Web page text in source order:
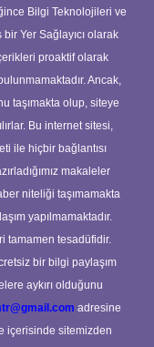
Bilgi Teknolojileri ve
Yer Sağlayıcı olarak
proaktif olarak
Ancak,
taşımakta olup, siteye
Bu internet sitesi,
ile hiçbir bağlantısı
makaleler
niteliği taşımamakta
yapılmamaktadır.
tamamen tesadüfidir.
bir bilgi paylaşım
aykırı olduğunu
adresine
içerisinde sitemizden